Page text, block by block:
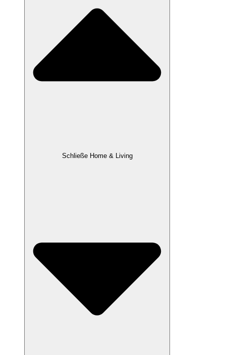
Schließe Home & Living